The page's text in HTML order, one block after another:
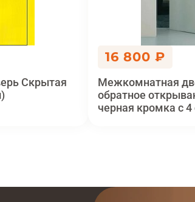
Cкрытая
16 800 ₽
Межкомнатная
обратное
черная кромка с 4